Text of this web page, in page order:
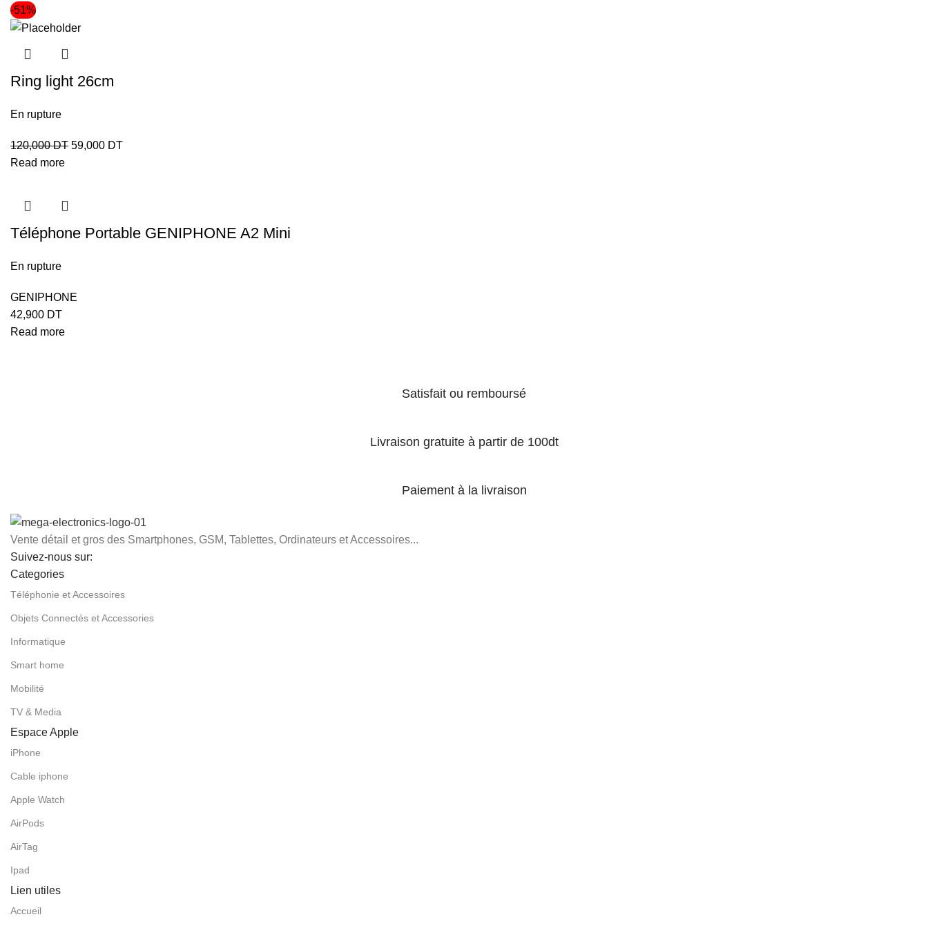
-51%
Ring light 26cm
En rupture
120,000DT 59,000 DT
Read more
Téléphone Portable GENIPHONE A2 Mini
En rupture
GENIPHONE
42,900 DT
Read more
Satisfait ou remboursé
Livraison gratuite à partir de 100dt
Paiement à la livraison
Vente détail et gros des Smartphones, GSM, Tablettes, Ordinateurs et Accessoires...
Suivez-nous sur:
Categories
Téléphonie et Accessoires
Objets Connectés et Accessories
Informatique
Smart home
Mobilité
TV & Media
Espace Apple
iPhone
Cable iphone
Apple Watch
AirPods
AirTag
Ipad
Lien utiles
Accueil